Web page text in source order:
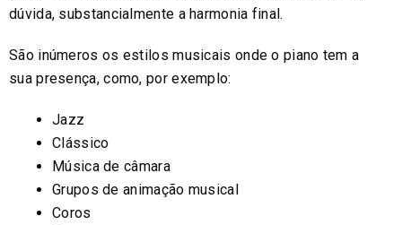
dúvida, substancialmente a harmonia final.
São inúmeros os estilos musicais onde o piano tem a
sua presença, como, por exemplo:
Jazz
Clássico
Música de câmara
Grupos de animação musical
Coros